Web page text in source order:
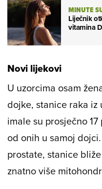
MINUTE
Liječnik
vitamina D
Novi lijekovi
U uzorcima osam
dojke, stanice raka
imale su prosječno
od onih u samoj
prostate, stanice
znatno više